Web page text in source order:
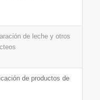
de leche y otros
de productos de